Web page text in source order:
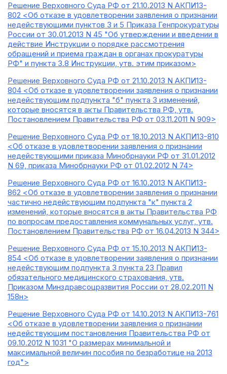
Решение Верховного Суда РФ от 21.10.2013 N АКПИ13-
802 <Об отказе в удовлетворении заявления о признании
недействующими пунктов 3 и 5 Приказа Генпрокуратуры
России от 30.01.2013 N 45 "Об утверждении и введении в
действие Инструкции о порядке рассмотрения
обращений и приема граждан в органах прокуратуры
РФ" и пункта 3.8 Инструкции, утв. этим приказом>
Решение Верховного Суда РФ от 21.10.2013 N АКПИ13-
804 <Об отказе в удовлетворении заявления о признании
недействующим подпункта "б" пункта 3 изменений,
которые вносятся в акты Правительства РФ, утв.
Постановлением Правительства РФ от 03.11.2011 N 909>
Решение Верховного Суда РФ от 18.10.2013 N АКПИ13-810
<Об отказе в удовлетворении заявления о признании
недействующими приказа Минобрнауки РФ от 31.01.2012
N 69, приказа Минобрнауки РФ от 01.02.2012 N 74>
Решение Верховного Суда РФ от 16.10.2013 N АКПИ13-
862 <Об отказе в удовлетворении заявления о признании
частично недействующим подпункта "к" пункта 2
изменений, которые вносятся в акты Правительства РФ
по вопросам предоставления коммунальных услуг, утв.
Постановлением Правительства РФ от 16.04.2013 N 344>
Решение Верховного Суда РФ от 15.10.2013 N АКПИ13-
854 <Об отказе в удовлетворении заявления о признании
недействующим подпункта 3 пункта 23 Правил
обязательного медицинского страхования, утв.
Приказом Минздравсоцразвития России от 28.02.2011 N
158н>
Решение Верховного Суда РФ от 14.10.2013 N АКПИ13-761
<Об отказе в удовлетворении заявления о признании
недействующим постановления Правительства РФ от
09.10.2012 N 1031 "О размерах минимальной и
максимальной величин пособия по безработице на 2013
год">